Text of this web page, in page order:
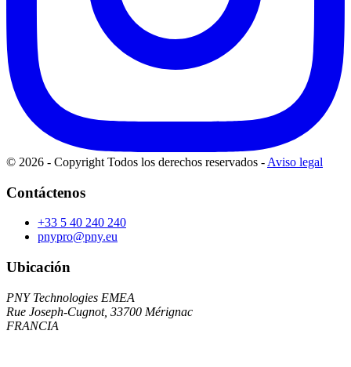
© 2026 - Copyright Todos los derechos reservados - Aviso legal
Contáctenos
+33 5 40 240 240
pnypro@pny.eu
Ubicación
PNY Technologies EMEA
Rue Joseph-Cugnot, 33700 Mérignac
FRANCIA